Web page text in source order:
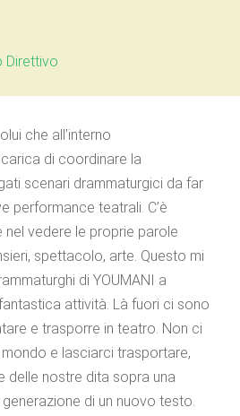
Direttivo
che all’interno
di coordinare la
scenari drammaturgici da far
performance teatrali. C’è
vedere le proprie parole
spettacolo, arte. Questo mi
di YOUMANI a
attività. Là fuori ci sono
e trasporre in teatro. Non ci
e lasciarci trasportare,
delle nostre dita sopra una
di un nuovo testo.